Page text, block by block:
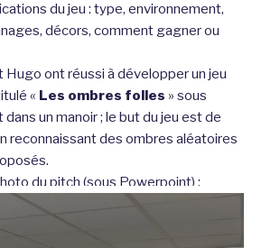
du jeu : type, environnement,
décors, comment gagner ou
Hugo ont réussi à développer un jeu
« Les ombres folles » sous
un manoir ; le but du jeu est de
reconnaissant des ombres aléatoires
du pitch (sous Powerpoint) :